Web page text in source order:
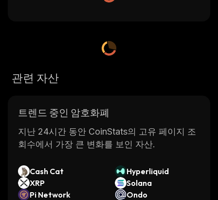
관련 자산
트렌드 중인 암호화폐
지난 24시간 동안 CoinStats의 고유 페이지 조
회수에서 가장 큰 변화를 보인 자산.
Cash Cat
Hyperliquid
XRP
Solana
Pi Network
Ondo